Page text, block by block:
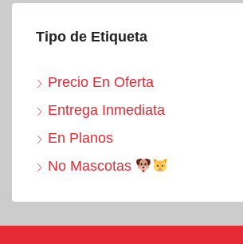
Tipo de Etiqueta
Precio En Oferta
Entrega Inmediata
En Planos
No Mascotas